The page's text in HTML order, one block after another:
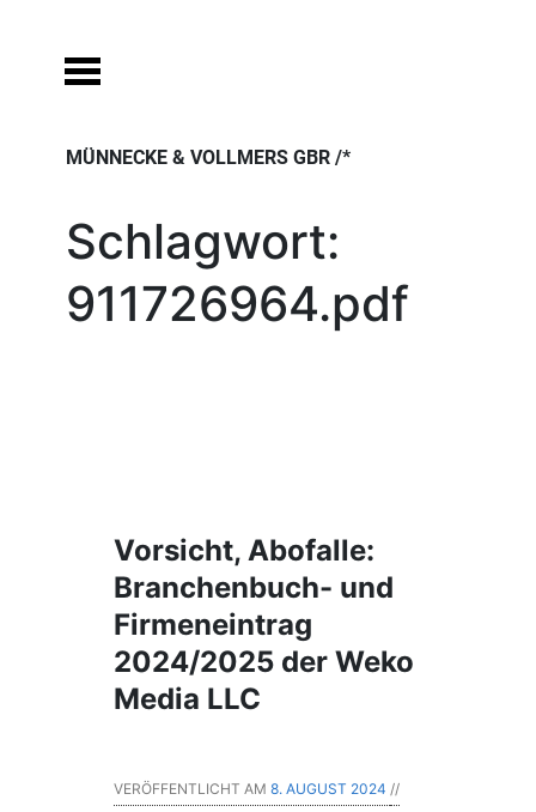
content
MÜNNECKE & VOLLMERS GBR /*
Schlagwort:
911726964.pdf
Vorsicht, Abofalle:
Branchenbuch- und
Firmeneintrag
2024/2025 der Weko
Media LLC
VERÖFFENTLICHT AM 8. AUGUST 2024 //